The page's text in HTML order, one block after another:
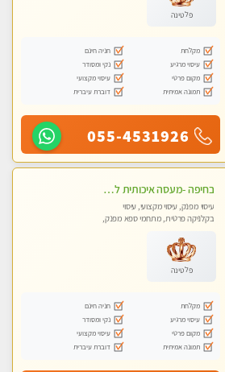
פלטינה
מקלחת
חניה חינם
עיסוי מרגיע
נקי ומסודר
מקום פרטי
עיסוי מקצועי
תמונה אמיתית
דוברת עיברית
055-4531926
בחיפה -מעסה איכותית לעיסוי טנטרה מקצועי ומרגיעה - WHATSAPP ONLY
עיסוי מפנק, עיסוי מקצועי, עיסוי
בקלניקה פרטית, מתחמי ספא מפנק,
פלטינה
מקלחת
חניה חינם
עיסוי מרגיע
נקי ומסודר
מקום פרטי
עיסוי מקצועי
תמונה אמיתית
דוברת עיברית